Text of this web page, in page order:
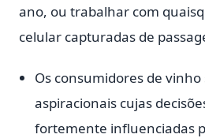
ano, ou trabalhar com
celular capturadas de
Os consumidores de
aspiracionais cujas
fortemente influenciadas